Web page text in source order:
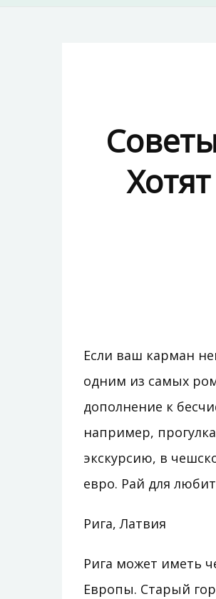
Если ваш карман
одним из самых
дополнение к
например,
экскурсию, в
евро. Рай для
Рига, Латвия
Рига может иметь
Европы. Старый